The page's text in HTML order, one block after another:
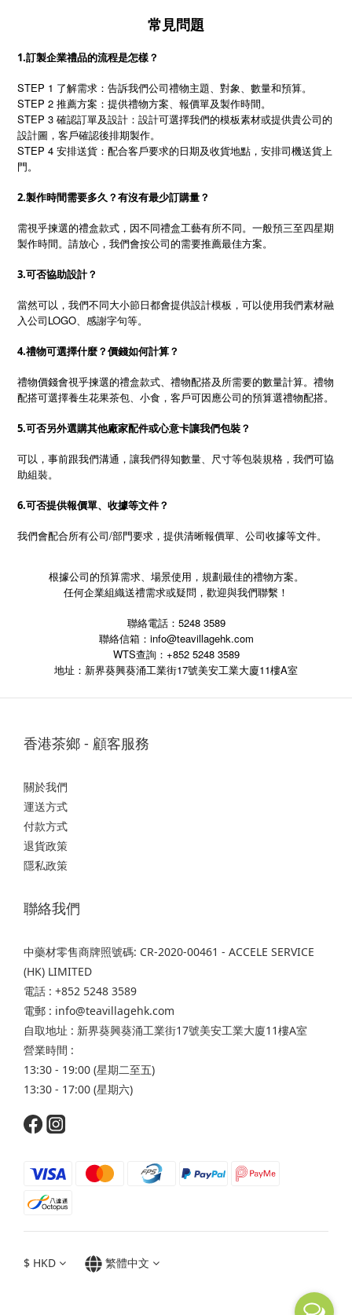
常見問題
1.訂製企業禮品的流程是怎樣？
STEP 1 了解需求：告訴我們公司禮物主題、對象、數量和預算。
STEP 2 推薦方案：提供禮物方案、報價單及製作時間。
STEP 3 確認訂單及設計：設計可選擇我們的模板素材或提供貴公司的
設計圖，客戶確認後排期製作。
STEP 4 安排送貨：配合客戶要求的日期及收貨地點，安排司機送貨上
門。
2.製作時間需要多久？有沒有最少訂購量？
需視乎揀選的禮盒款式，因不同禮盒工藝有所不同。一般預三至四星期
製作時間。請放心，我們會按公司的需要推薦最佳方案。
3.可否協助設計？
當然可以，我們不同大小節日都會提供設計模板，可以使用我們素材融
入公司LOGO、感謝字句等。
4.禮物可選擇什麼？價錢如何計算？
禮物價錢會視乎揀選的禮盒款式、禮物配搭及所需要的數量計算。禮物
配搭可選擇養生花果茶包、小食，客戶可因應公司的預算選禮物配搭。
5.可否另外選購其他廠家配件或心意卡讓我們包裝？
可以，事前跟我們溝通，讓我們得知數量、尺寸等包裝規格，我們可協
助組裝。
6.可否提供報價單、收據等文件？
我們會配合所有公司/部門要求，提供清晰報價單、公司收據等文件。
根據公司的預算需求、場景使用，規劃最佳的禮物方案。
任何企業組織送禮需求或疑問，歡迎與我們聯繫！
聯絡電話：5248 3589
聯絡信箱：info@teavillagehk.com
WTS查詢：+852 5248 3589
地址：新界葵興葵涌工業街17號美安工業大廈11樓A室
香港茶鄉 - 顧客服務
關於我們
運送方式
付款方式
退貨政策
隱私政策
聯絡我們
中藥材零售商牌照號碼: CR-2020-00461 - ACCELE SERVICE
(HK) LIMITED
電話 : +852 5248 3589
電郵 : info@teavillagehk.com
自取地址 : 新界葵興葵涌工業街17號美安工業大廈11樓A室
營業時間 :
13:30 - 19:00 (星期二至五)
13:30 - 17:00 (星期六)
$ HKD 繁體中文